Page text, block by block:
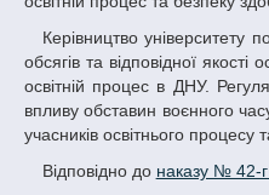
Керівництво університету постійно впроваджує заходи, спрямовані на забезпечення сталості освітнього процесу, дотримання визначених
обсягів та відповідної
освітній процес в ДНУ.
впливу обставин воєнного
учасників освітнього процесу
Відповідно до наказу № 42-